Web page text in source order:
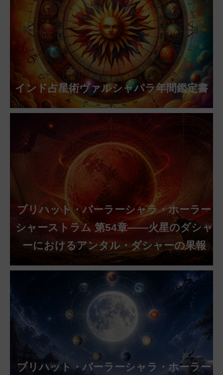
インド占星術ヴァルシャパラ年間鑑定書
ブリハット・パーラーシャラ・ホーラー
シャーストラム 第54章——火星のダシャ
ーにおけるアンタル・ダシャーの果報
ブリハット・パーラーシャラ・ホーラー